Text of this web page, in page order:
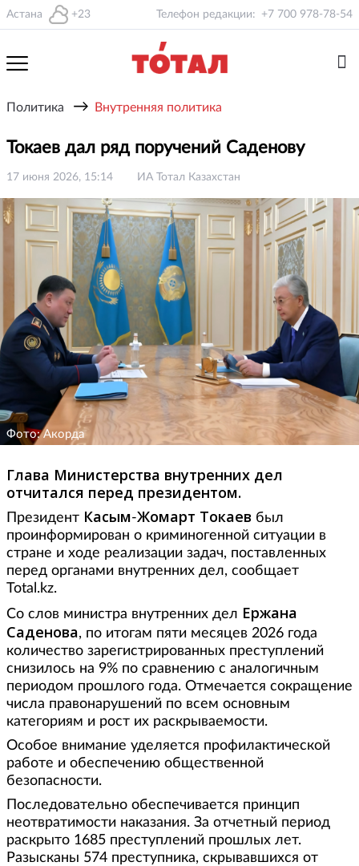
Астана +23 Телефон редакции: +7 700 978-78-54
Политика → Внутренняя политика
Токаев дал ряд поручений Саденову
17 июня 2026, 15:14 ИА Тотал Казахстан
Фото: Акорда
Глава Министерства внутренних дел
отчитался перед президентом.
Президент Касым-Жомарт Токаев был
проинформирован о криминогенной ситуации в
стране и ходе реализации задач, поставленных
перед органами внутренних дел, сообщает
Total.kz.
Со слов министра внутренних дел Ержана
Саденова, по итогам пяти месяцев 2026 года
количество зарегистрированных преступлений
снизилось на 9% по сравнению с аналогичным
периодом прошлого года. Отмечается сокращение
числа правонарушений по всем основным
категориям и рост их раскрываемости.
Особое внимание уделяется профилактической
работе и обеспечению общественной
безопасности.
Последовательно обеспечивается принцип
неотвратимости наказания. За отчетный период
раскрыто 1685 преступлений прошлых лет.
Разысканы 574 преступника, скрывавшихся от